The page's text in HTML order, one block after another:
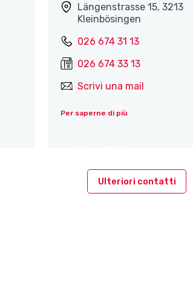
Längenstrasse 15, 3213
Kleinbösingen
026 674 31 13
026 674 33 13
Scrivi una mail
Per saperne di più
Ulteriori contatti